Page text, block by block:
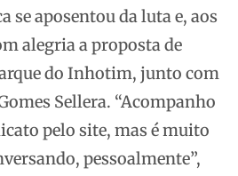
se aposentou da luta e, aos
alegria a proposta de
do Inhotim, junto com
Sellera. “Acompanho
pelo site, mas é muito
pessoalmente”,